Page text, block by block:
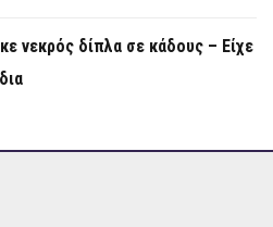
νεκρός δίπλα σε κάδους – Είχε